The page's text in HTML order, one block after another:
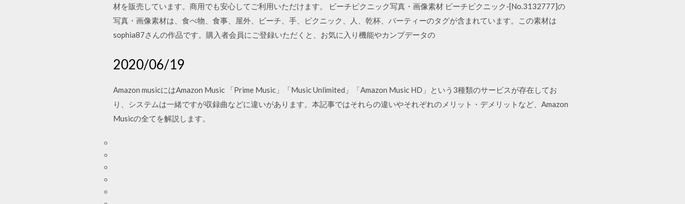
材を販売しています。商用でも安心してご利用いただけます。 ビーチピクニック写真・画像素材 ビーチピクニック-[No.3132777]の
写真・画像素材は、食べ物、食事、屋外、ビーチ、手、ピクニック、人、乾杯、パーティーのタグが含まれています。この素材は
sophia87さんの作品です。購入者会員にご登録いただくと、お気に入り機能やカンプデータの
2020/06/19
Amazon musicにはAmazon Music 「Prime Music」「Music Unlimited」「Amazon Music HD」という3種類のサービスが存在してお
り、システムは一緒ですが収録曲などに違いがあります。本記事ではそれらの違いやそれぞれのメリット・デメリットなど、Amazon
Musicの全てを解説します。